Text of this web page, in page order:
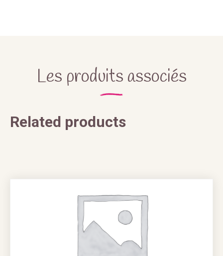
Les produits associés
Related products